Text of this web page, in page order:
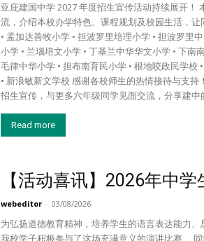
亚庇建国中学 2027 年度招生宣传活动持续展开
流，介绍本校办学特色、课程规划及校园生活，
• 孟加达善牧小学 • 担波罗里培理小学 • 担波罗里
小学 • 兰瑙培文小学 • 丁基兰中华华文小学 • 下南
毛律中华小学 • 担布南育民小学 • 根地咬政民学校
• 新浪敏新文学校 感谢各校师生的热情接待与支
招生宣传，与更多六年级同学见面交流，分享建
Read more
【活动喜讯】2026年中
webeditor - 03/08/2026
为弘扬道德教育精神，培养学生的语言表达能力
我校学子积极参与了这场充满意义的演讲比赛。